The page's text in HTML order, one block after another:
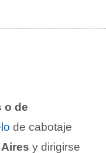
o de
de cabotaje
y dirigirse